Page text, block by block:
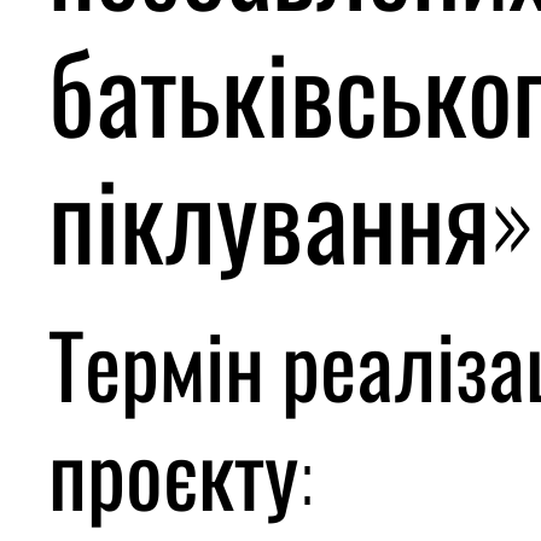
піклування»
Термін
проєкту: